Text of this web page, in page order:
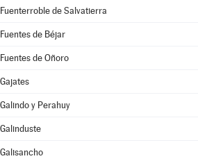
Fuenterroble de Salvatierra
Fuentes de Béjar
Fuentes de Oñoro
Gajates
Galindo y Perahuy
Galinduste
Galisancho